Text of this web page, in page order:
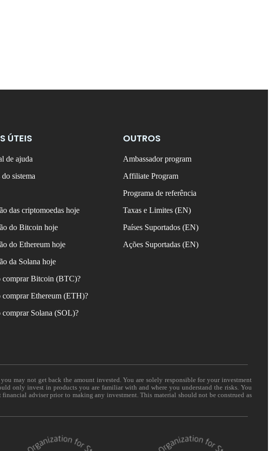
ÚTEIS
de ajuda
do sistema
das criptomoedas hoje
do Bitcoin hoje
do Ethereum hoje
da Solana hoje
comprar Bitcoin (BTC)?
comprar Ethereum (ETH)?
comprar Solana (SOL)?
OUTROS
Ambassador program
Affiliate Program
Programa de referência
Taxas e Limites (EN)
Países Suportados (EN)
Ações Suportadas (EN)
may not get back the amount invested. You are solely responsible for your investment
only invest in products you are familiar with and where you understand the risks. You
adviser prior to making any investment. This material should not be construed as